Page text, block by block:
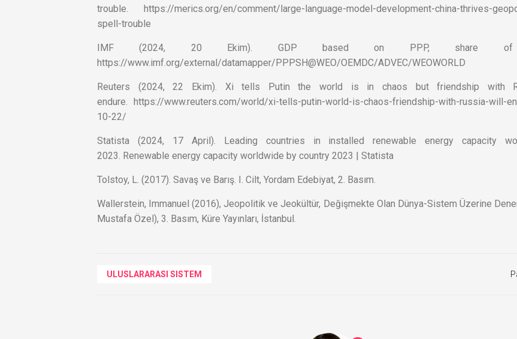
trouble. https://merics.org/en/comment/large-language-model-development-china-thrives-
spell-trouble
IMF (2024, 20 Ekim). GDP based on PPP, share of
https://www.imf.org/external/datamapper/PPPSH@WEO/OEMDC/ADVEC/WEOWORLD
Reuters (2024, 22 Ekim). Xi tells Putin the world is in chaos but friendship with
endure. https://www.reuters.com/world/xi-tells-putin-world-is-chaos-friendship-with-russia-will-
10-22/
Statista (2024, 17 April). Leading countries in installed renewable energy capacity
2023. Renewable energy capacity worldwide by country 2023 | Statista
Tolstoy, L. (2017). Savaş ve Barış. I. Cilt, Yordam Edebiyat, 2. Basım.
Wallerstein, Immanuel (2016), Jeopolitik ve Jeokültür, Değişmekte Olan Dünya-Sistem Üzerine
Mustafa Özel), 3. Basım, Küre Yayınları, İstanbul.
ULUSLARARASI SISTEM